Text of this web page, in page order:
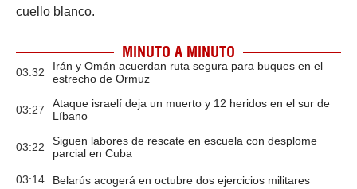
cuello blanco.
MINUTO A MINUTO
03:32
Irán y Omán acuerdan ruta segura para buques en el
estrecho de Ormuz
03:27
Ataque israelí deja un muerto y 12 heridos en el sur de
Líbano
03:22
Siguen labores de rescate en escuela con desplome
parcial en Cuba
03:14 Belarús acogerá en octubre dos ejercicios militares